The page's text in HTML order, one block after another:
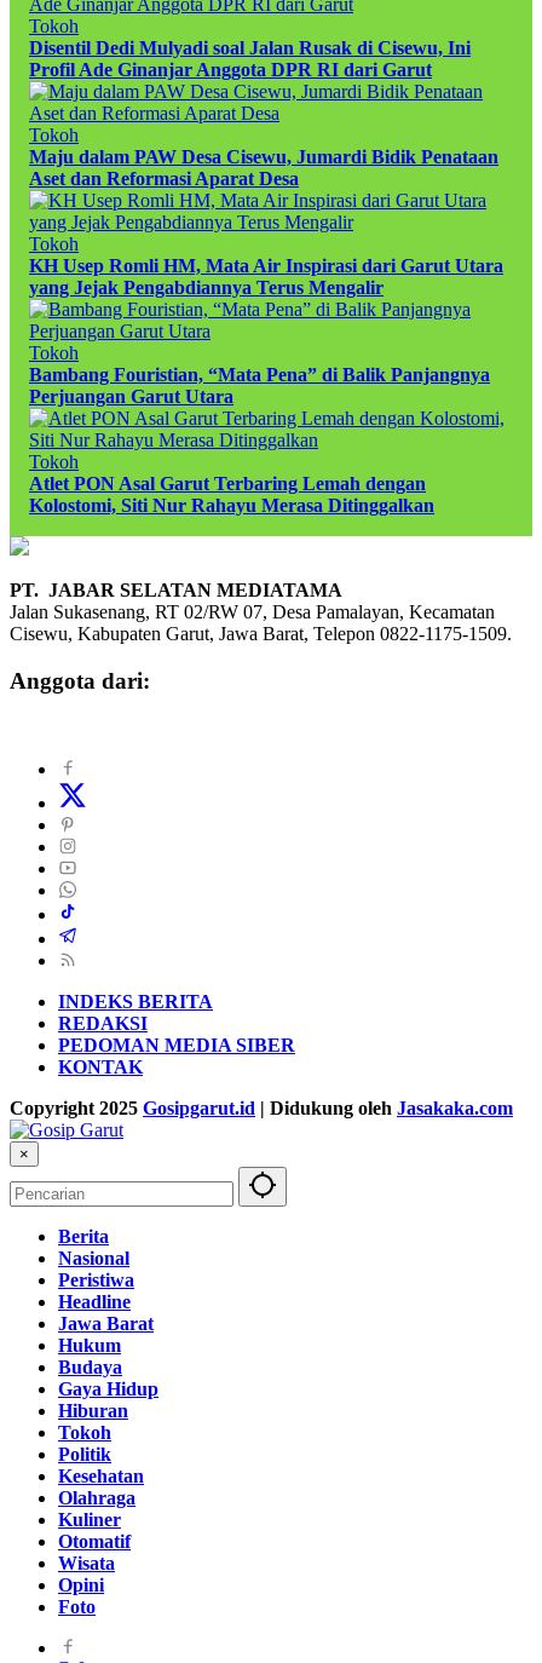
Tokoh
Disentil Dedi Mulyadi soal Jalan Rusak di Cisewu, Ini
Profil Ade Ginanjar Anggota DPR RI dari Garut
Tokoh
Maju dalam PAW Desa Cisewu, Jumardi Bidik Penataan
Aset dan Reformasi Aparat Desa
Tokoh
KH Usep Romli HM, Mata Air Inspirasi dari Garut Utara
yang Jejak Pengabdiannya Terus Mengalir
Tokoh
Bambang Fouristian, “Mata Pena” di Balik Panjangnya
Perjuangan Garut Utara
Tokoh
Atlet PON Asal Garut Terbaring Lemah dengan
Kolostomi, Siti Nur Rahayu Merasa Ditinggalkan
PT. JABAR SELATAN MEDIATAMA
Jalan Sukasenang, RT 02/RW 07, Desa Pamalayan, Kecamatan
Cisewu, Kabupaten Garut, Jawa Barat, Telepon 0822-1175-1509.
Anggota dari:
INDEKS BERITA
REDAKSI
PEDOMAN MEDIA SIBER
KONTAK
Copyright 2025 Gosipgarut.id | Didukung oleh Jasakaka.com
×
Berita
Nasional
Peristiwa
Headline
Jawa Barat
Hukum
Budaya
Gaya Hidup
Hiburan
Tokoh
Politik
Kesehatan
Olahraga
Kuliner
Otomatif
Wisata
Opini
Foto